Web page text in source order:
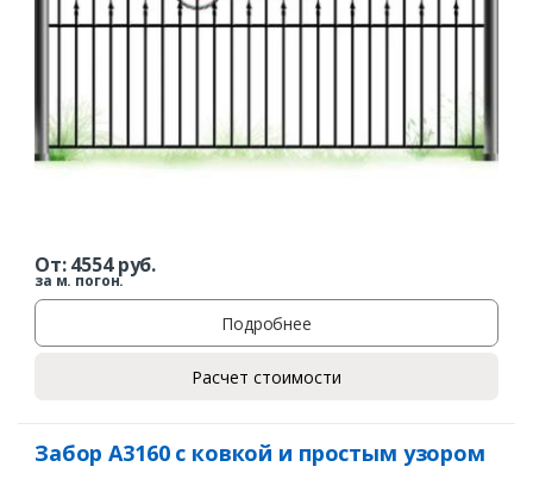
От:4554руб.
за м. погон.
Подробнее
Расчет стоимости
Забор А3160 с ковкой и простым узором